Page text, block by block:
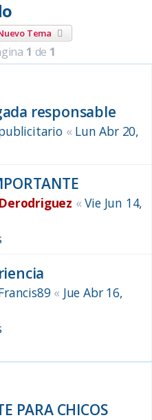
Tema
avanzada
1 de 1
responsable
« Lun Abr 20,
Derodriguez «Vie Jun 14,
« Jue Abr 16,
PARA CHICOS